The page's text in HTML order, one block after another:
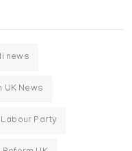
news
UK News
Labour Party